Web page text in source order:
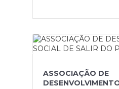
ASSOCIAÇÃO DE